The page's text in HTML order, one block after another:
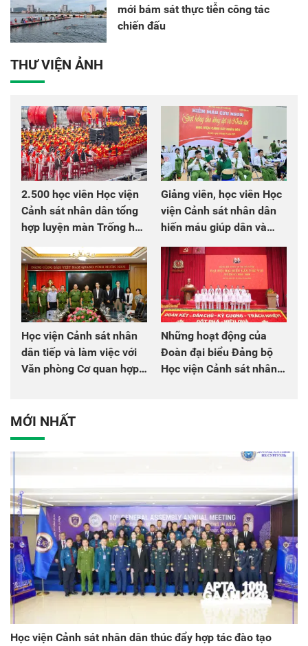
mới bám sát thực tiễn công tác
chiến đấu
THƯ VIỆN ẢNH
2.500 học viên Học viện
Cảnh sát nhân dân tổng
hợp luyện màn Trống hội
chào mừng Đại hội Đảng
Giảng viên, học viên Học
viện Cảnh sát nhân dân
hiến máu giúp dân và
đồng đội
Học viện Cảnh sát nhân
dân tiếp và làm việc với
Văn phòng Cơ quan hợp
Những hoạt động của
Đoàn đại biểu Đảng bộ
Học viện Cảnh sát nhân
MỚI NHẤT
Học viện Cảnh sát nhân dân thúc đẩy hợp tác đào tạo